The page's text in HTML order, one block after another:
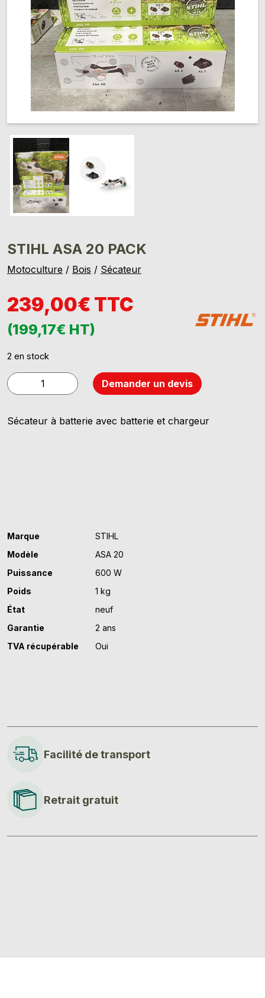
STIHL ASA 20 PACK
Motoculture / Bois / Sécateur
239,00€ TTC
(199,17€ HT)
2 en stock
quantité
de
ASA
Demander un devis
Sécateur à batterie avec batterie et chargeur
Marque
STIHL
Modèle
ASA 20
Puissance
600 W
Poids
1 kg
État
neuf
Garantie
2 ans
TVA récupérable
Oui
Facilité de transport
Retrait gratuit